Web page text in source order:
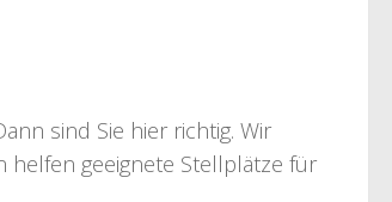
sind Sie hier richtig. Wir
helfen geeignete Stellplätze für